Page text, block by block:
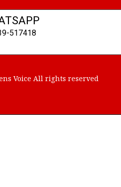
517418
Voice All rights reserved